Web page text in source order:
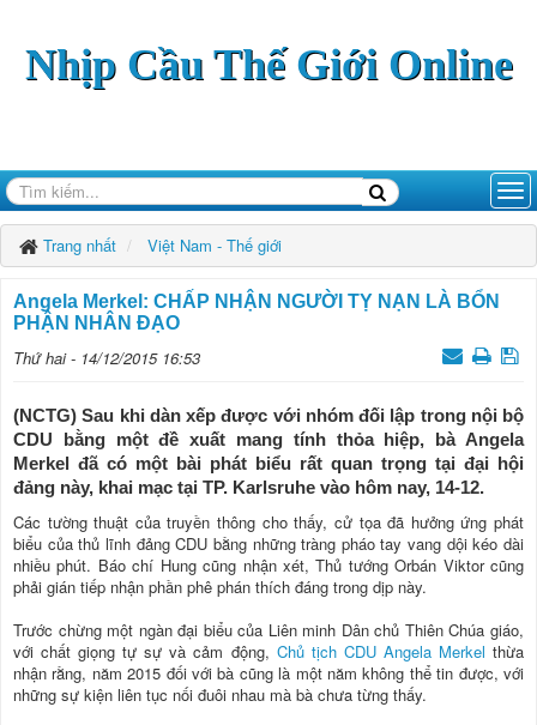
Nhịp Cầu Thế Giới Online
Trang nhất Việt Nam - Thế giới
Angela Merkel: CHẤP NHẬN NGƯỜI TỴ NẠN LÀ BỔN
PHẬN NHÂN ĐẠO
Thứ hai - 14/12/2015 16:53
(NCTG) Sau khi dàn xếp được với nhóm đối lập trong nội bộ
CDU bằng một đề xuất mang tính thỏa hiệp, bà Angela
Merkel đã có một bài phát biểu rất quan trọng tại đại hội
đảng này, khai mạc tại TP. Karlsruhe vào hôm nay, 14-12.
Các tường thuật của truyền thông cho thấy, cử tọa đã hưởng ứng phát
biểu của thủ lĩnh đảng CDU bằng những tràng pháo tay vang dội kéo dài
nhiều phút. Báo chí Hung cũng nhận xét, Thủ tướng Orbán Viktor cũng
phải gián tiếp nhận phần phê phán thích đáng trong dịp này.
Trước chừng một ngàn đại biểu của Liên minh Dân chủ Thiên Chúa giáo,
với chất giọng tự sự và cảm động, Chủ tịch CDU Angela Merkel thừa
nhận rằng, năm 2015 đối với bà cũng là một năm không thể tin được, với
những sự kiện liên tục nối đuôi nhau mà bà chưa từng thấy.